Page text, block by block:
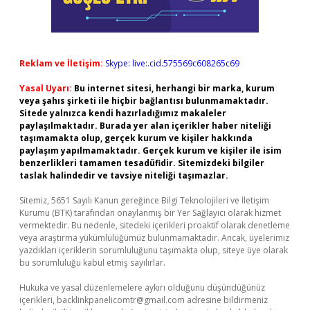
Reklam ve İletişim: Skype: live:.cid.575569c608265c69
Yasal Uyarı: Bu internet sitesi, herhangi bir marka, kurum
veya şahıs şirketi ile hiçbir bağlantısı bulunmamaktadır.
Sitede yalnızca kendi hazırladığımız makaleler
paylaşılmaktadır. Burada yer alan içerikler haber niteliği
taşımamakta olup, gerçek kurum ve kişiler hakkında
paylaşım yapılmamaktadır. Gerçek kurum ve kişiler ile isim
benzerlikleri tamamen tesadüfidir. Sitemizdeki bilgiler
taslak halindedir ve tavsiye niteliği taşımazlar.
Sitemiz, 5651 Sayılı Kanun gereğince Bilgi Teknolojileri ve İletişim
Kurumu (BTK) tarafından onaylanmış bir Yer Sağlayıcı olarak hizmet
vermektedir. Bu nedenle, sitedeki içerikleri proaktif olarak denetleme
veya araştırma yükümlülüğümüz bulunmamaktadır. Ancak, üyelerimiz
yazdıkları içeriklerin sorumluluğunu taşımakta olup, siteye üye olarak
bu sorumluluğu kabul etmiş sayılırlar.
Hukuka ve yasal düzenlemelere aykırı olduğunu düşündüğünüz
içerikleri, backlinkpanelicomtr@gmail.com adresine bildirmeniz